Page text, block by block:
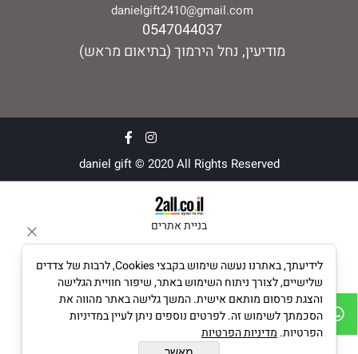
danielgift2410@gmail.com
0547044037
מודיעין, נחל הירמוך (בתיאום מראש)
daniel gift © 2020 All Rights Reserved
בניית אתרים
לידיעתך, באתרנו נעשה שימוש בקבצי Cookies, לרבות של צדדים
שלישיים, לצורך ניתוח השימוש באתר, שיפור חוויית הגלישה
והצגת פרסום מותאם אישית. המשך גלישה באתר מהווה את
הסכמתך לשימוש זה. לפרטים נוספים ניתן לעיין במדיניות
הפרטיות. מדיניות הפרטיות